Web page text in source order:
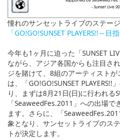
Bahasa
憧れのサンセットライブのステー
「GO!GO!SUNSET PLAYERS!!～目
今年も1ヶ月に迫った「SUNSET
ながら、アジア各国からも注目さ
ジを賭けて、8組のアーティスト
は、「GO!GO!SUNSET
り、まずは8月21日(日)に行われる
「SeaweedFes.2011」への出場
ます。さらに、「
象となり、サンセットライブのス
トが決定します。